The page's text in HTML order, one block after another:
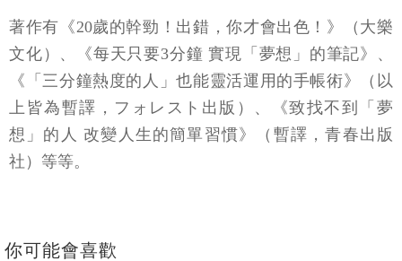
著作有《20歲的幹勁！出錯，你才會出色！》（大樂
文化）、《每天只要3分鐘 實現「夢想」的筆記》、
《「三分鐘熱度的人」也能靈活運用的手帳術》（以
上皆為暫譯，フォレスト出版）、《致找不到「夢
想」的人 改變人生的簡單習慣》（暫譯，青春出版
社）等等。
你可能會喜歡